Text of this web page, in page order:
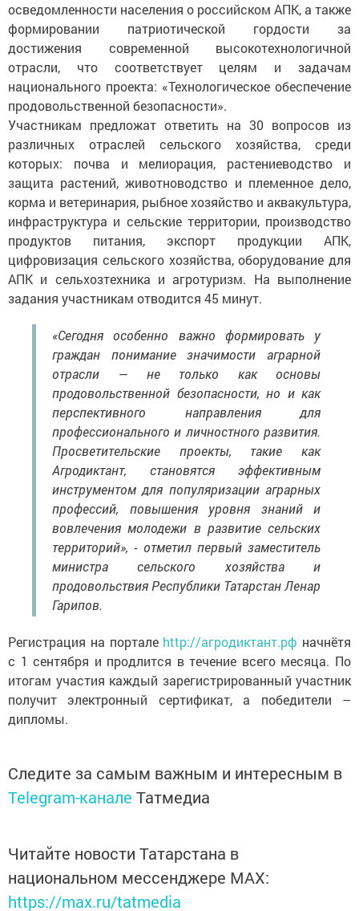
осведомленности населения о российском АПК, а также
формировании патриотической гордости за
достижения современной высокотехнологичной
отрасли, что соответствует целям и задачам
национального проекта: «Технологическое обеспечение
продовольственной безопасности».
Участникам предложат ответить на 30 вопросов из
различных отраслей сельского хозяйства, среди
которых: почва и мелиорация, растениеводство и
защита растений, животноводство и племенное дело,
корма и ветеринария, рыбное хозяйство и аквакультура,
инфраструктура и сельские территории, производство
продуктов питания, экспорт продукции АПК,
цифровизация сельского хозяйства, оборудование для
АПК и сельхозтехника и агротуризм. На выполнение
задания участникам отводится 45 минут.
«Сегодня особенно важно формировать у
граждан понимание значимости аграрной
отрасли — не только как основы
продовольственной безопасности, но и как
перспективного направления для
профессионального и личностного развития.
Просветительские проекты, такие как
Агродиктант, становятся эффективным
инструментом для популяризации аграрных
профессий, повышения уровня знаний и
вовлечения молодежи в развитие сельских
территорий», - отметил первый заместитель
министра сельского хозяйства и
продовольствия Республики Татарстан Ленар
Гарипов.
Регистрация на портале http://агродиктант.рф начнётя
с 1 сентября и продлится в течение всего месяца. По
итогам участия каждый зарегистрированный участник
получит электронный сертификат, а победители –
дипломы.
Следите за самым важным и интересным в
Telegram-канале Татмедиа
Читайте новости Татарстана в
национальном мессенджере MАХ:
https://max.ru/tatmedia